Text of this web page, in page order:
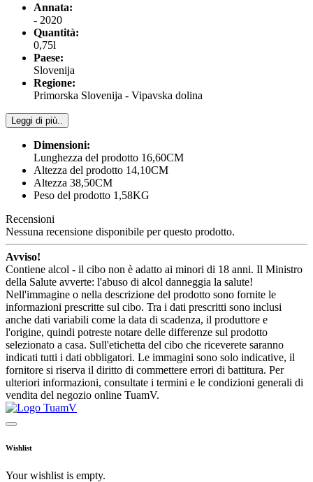
Annata:
- 2020
Quantità:
0,75l
Paese:
Slovenija
Regione:
Primorska Slovenija - Vipavska dolina
Leggi di più..
Dimensioni:
Lunghezza del prodotto 16,60CM
Altezza del prodotto 14,10CM
Altezza 38,50CM
Peso del prodotto 1,58KG
Recensioni
Nessuna recensione disponibile per questo prodotto.
Avviso!
Contiene alcol - il cibo non è adatto ai minori di 18 anni. Il Ministro
della Salute avverte: l'abuso di alcol danneggia la salute!
Nell'immagine o nella descrizione del prodotto sono fornite le
informazioni prescritte sul cibo. Tra i dati prescritti sono inclusi
anche dati variabili come la data di scadenza, il produttore e
l'origine, quindi potreste notare delle differenze sul prodotto
selezionato a casa. Sull'etichetta del cibo che riceverete saranno
indicati tutti i dati obbligatori. Le immagini sono solo indicative, il
fornitore si riserva il diritto di commettere errori di battitura. Per
ulteriori informazioni, consultate i termini e le condizioni generali di
vendita del negozio online TuamV.
Wishlist
Your wishlist is empty.